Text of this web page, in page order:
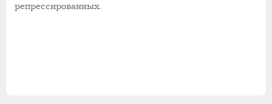
репрессированных.